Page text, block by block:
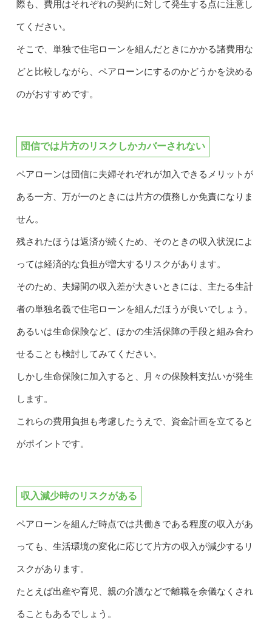
際も、費用はそれぞれの契約に対して発生する点に注意し
てください。
そこで、単独で住宅ローンを組んだときにかかる諸費用な
どと比較しながら、ペアローンにするのかどうかを決める
のがおすすめです。
団信では片方のリスクしかカバーされない
ペアローンは団信に夫婦それぞれが加入できるメリットが
ある一方、万が一のときには片方の債務しか免責になりま
せん。
残されたほうは返済が続くため、そのときの収入状況によ
っては経済的な負担が増大するリスクがあります。
そのため、夫婦間の収入差が大きいときには、主たる生計
者の単独名義で住宅ローンを組んだほうが良いでしょう。
あるいは生命保険など、ほかの生活保障の手段と組み合わ
せることも検討してみてください。
しかし生命保険に加入すると、月々の保険料支払いが発生
します。
これらの費用負担も考慮したうえで、資金計画を立てると
がポイントです。
収入減少時のリスクがある
ペアローンを組んだ時点では共働きである程度の収入があ
っても、生活環境の変化に応じて片方の収入が減少するリ
スクがあります。
たとえば出産や育児、親の介護などで離職を余儀なくされ
ることもあるでしょう。